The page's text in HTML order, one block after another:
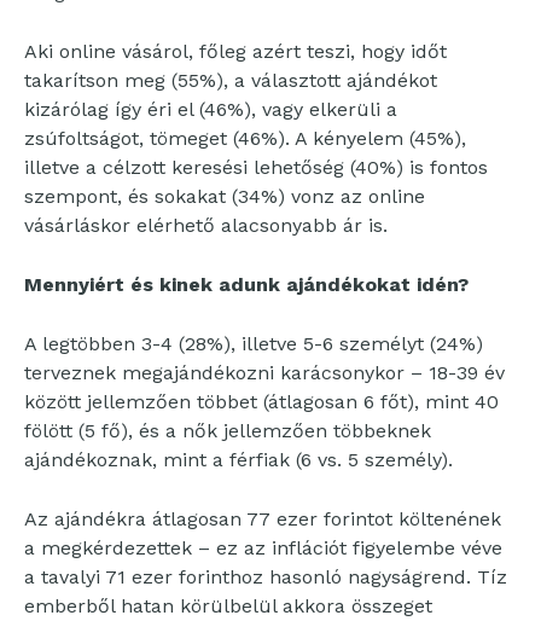
Aki online vásárol, főleg azért teszi, hogy időt
takarítson meg (55%), a választott ajándékot
kizárólag így éri el (46%), vagy elkerüli a
zsúfoltságot, tömeget (46%). A kényelem (45%),
illetve a célzott keresési lehetőség (40%) is fontos
szempont, és sokakat (34%) vonz az online
vásárláskor elérhető alacsonyabb ár is.
Mennyiért és kinek adunk ajándékokat idén?
A legtöbben 3-4 (28%), illetve 5-6 személyt (24%)
terveznek megajándékozni karácsonykor – 18-39 év
között jellemzően többet (átlagosan 6 főt), mint 40
fölött (5 fő), és a nők jellemzően többeknek
ajándékoznak, mint a férfiak (6 vs. 5 személy).
Az ajándékra átlagosan 77 ezer forintot költenének
a megkérdezettek – ez az inflációt figyelembe véve
a tavalyi 71 ezer forinthoz hasonló nagyságrend. Tíz
emberből hatan körülbelül akkora összeget